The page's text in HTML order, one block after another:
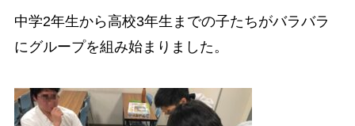
中学2年生から高校3年生までの子たちがバラバラ
にグループを組み始まりました。